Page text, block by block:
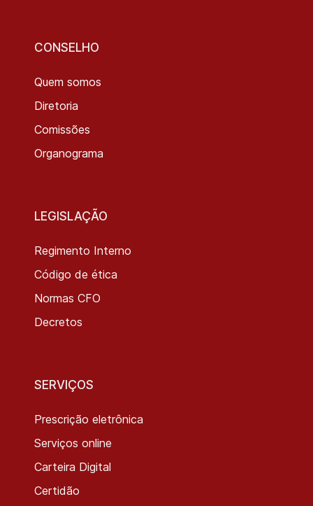
CONSELHO
Quem somos
Diretoria
Comissões
Organograma
LEGISLAÇÃO
Regimento Interno
Código de ética
Normas CFO
Decretos
SERVIÇOS
Prescrição eletrônica
Serviços online
Carteira Digital
Certidão